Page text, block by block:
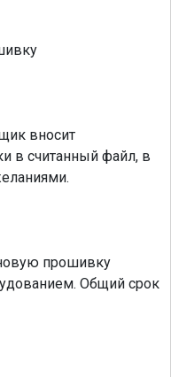
вносит
в считанный файл, в
прошивку
Общий срок